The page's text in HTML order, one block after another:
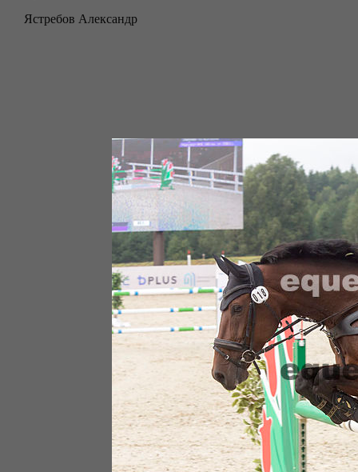
Ястребов Александр